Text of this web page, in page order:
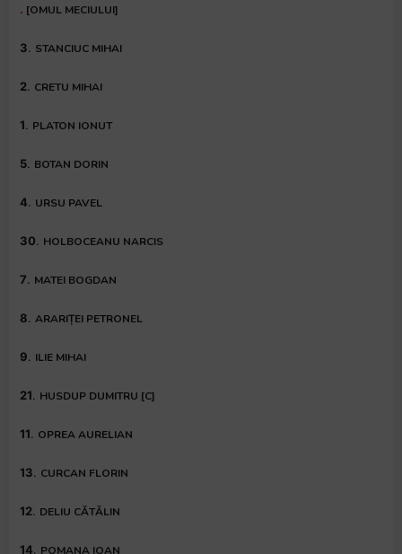
. [OMUL MECIULUI]
3. STANCIUC MIHAI
2. CRETU MIHAI
1. PLATON IONUT
5. BOTAN DORIN
4. URSU PAVEL
30. HOLBOCEANU NARCIS
7. MATEI BOGDAN
8. ARARIȚEI PETRONEL
9. ILIE MIHAI
21. HUSDUP DUMITRU [C]
11. OPREA AURELIAN
13. CURCAN FLORIN
12. DELIU CĂTĂLIN
14. POMANA IOAN